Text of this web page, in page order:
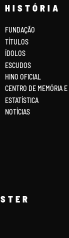
HISTÓRIA
FUNDAÇÃO
TÍTULOS
ÍDOLOS
ESCUDOS
HINO OFICIAL
CENTRO DE MEMÓRIA E
ESTATÍSTICA
NOTÍCIAS